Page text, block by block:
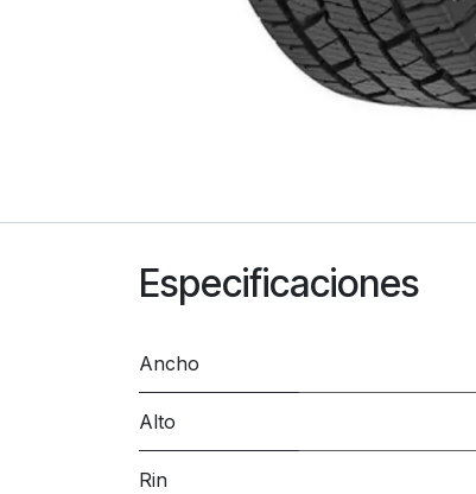
Especificaciones
Ancho
Alto
Rin